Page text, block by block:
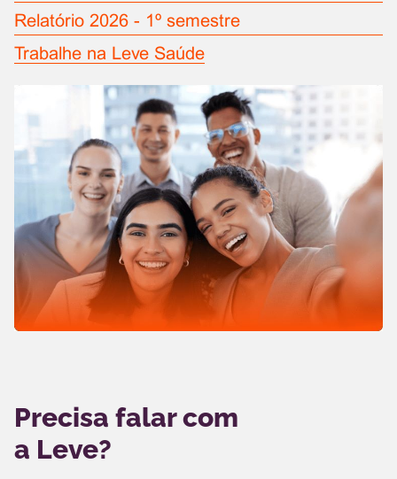
Relatório 2026 - 1º semestre
Trabalhe na Leve Saúde
Precisa falar com
a Leve?